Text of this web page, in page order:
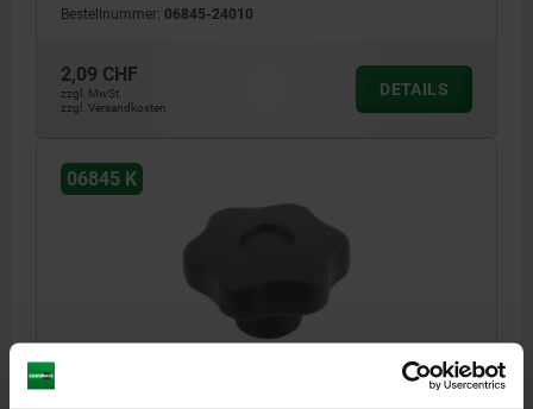
Bestellnummer: 06845-24010
2,09 CHF
zzgl. MwSt.
zzgl. Versandkosten
DETAILS
06845 K